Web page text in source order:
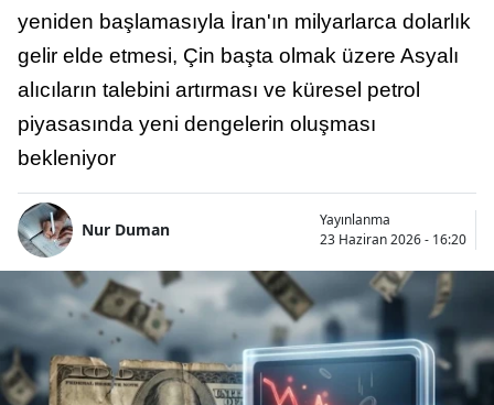
yeniden başlamasıyla İran'ın milyarlarca dolarlık
gelir elde etmesi, Çin başta olmak üzere Asyalı
alıcıların talebini artırması ve küresel petrol
piyasasında yeni dengelerin oluşması
bekleniyor
Nur Duman
Yayınlanma
23 Haziran 2026 - 16:20